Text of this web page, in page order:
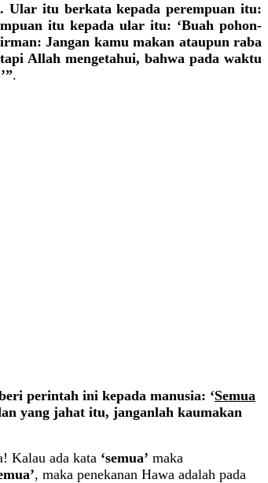
itu berkata kepada perempuan itu:
itu kepada ular itu: ‘Buah pohon-
Jangan kamu makan ataupun raba
Allah mengetahui, bahwa pada waktu
.
perintah ini kepada manusia: ‘Semua
yang jahat itu, janganlah kaumakan
Kalau ada kata ‘semua’ maka
, maka penekanan Hawa adalah pada